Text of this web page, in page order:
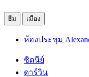
ธีม เมือง
ห้องประชุม
ซิดนีย์
ดาร์วิน